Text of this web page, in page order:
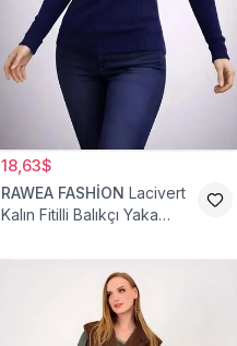
18,63$
RAWEA FASHİON Lacivert
Kalın Fitilli Balıkçı Yaka